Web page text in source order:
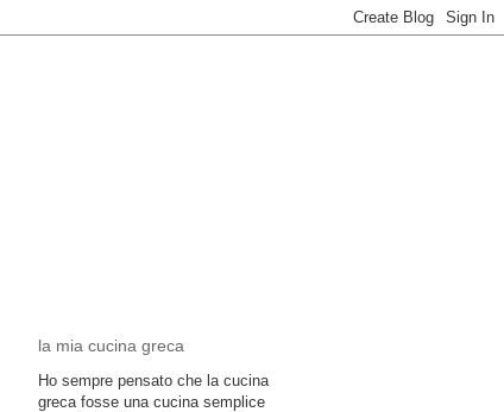
la mia cucina greca
Ho sempre pensato che la cucina
greca fosse una cucina semplice